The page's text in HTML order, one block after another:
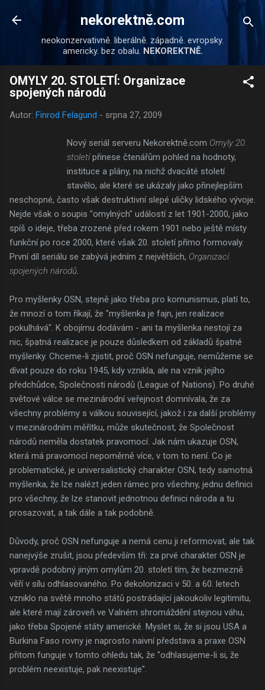
Přeskočit na hlavní obsah
nekorektně.com
neokonzervativně. liberálně. západně. evropsky.
americky. bez obalu. NEKOREKTNĚ.
OMYLY 20. STOLETÍ: Organizace
spojených národů
Autor: Finrod Felagund - srpna 27, 2009
Nový seriál serveru Nekorektně.com Omyly 20.
stoletípřinese čtenářům pohled na hodnoty,
instituce a plány, na nichž dvacáté století
stavělo, ale které se ukázaly jako přinejlepším
neschopné, často však destruktivní slepé uličky lidského vývoje.
Nejde však o soupis "omylných" událostí z let 1901-2000, jako
spíš o ideje, třeba zrozené před rokem 1901 nebo ještě místy
funkční po roce 2000, které však 20. století přímo formovaly.
První díl seriálu se zabývá jedním z největších, Organizací
spojených národů
Pro myšlenky OSN, stejně jako třeba pro komunismus, platí to,
že mnozí o tom říkají, že "myšlenka je fajn, jen realizace
pokulhává". K obojímu dodávám - ani ta myšlenka nestojí za
nic, špatná realizace je pouze důsledkem od základů špatné
myšlenky. Chceme-li zjistit, proč OSN nefunguje, nemůžeme se
dívat pouze do roku 1945, kdy vznikla, ale na vznik jejího
předchůdce, Společnosti národů (League of Nations). Po druhé
světové válce se mezinárodní veřejnost domnívala, že za
všechny problémy s válkou související, jakož i za další problémy
v mezinárodním měřítku, může skutečnost, že Společnost
národů neměla dostatek pravomocí. Jak nám ukazuje OSN,
která má pravomocí nepoměrně více, v tom to není. Co je
problematické, je universalistický charakter OSN, tedy samotná
myšlenka, že lze nalézt jeden rámec pro všechny, jednu definici
pro všechny, že lze stanovit jednotnou definici národa a tu
prosazovat, a tak dále a tak podobně.
Důvody, proč OSN nefunguje a nemá cenu ji reformovat, ale tak
nanejvýše zrušit, jsou především tři: za prvé charakter OSN je
vpravdě podobný jiným omylům 20. století tím, že bezmezně
věří v sílu odhlasovaného. Po dekolonizaci v 50. a 60. letech
vzniklo na světě mnoho států postrádající jakoukoliv legitimitu,
ale které mají zároveň ve Valném shromáždění stejnou váhu,
jako třeba Spojené státy americké. Myslet si, že si jsou USA a
Burkina Faso rovny je naprosto naivní představa a praxe OSN
přitom funguje v tomto ohledu tak, že "odhlasujeme-li si, že
problém neexistuje, pak neexistuje".